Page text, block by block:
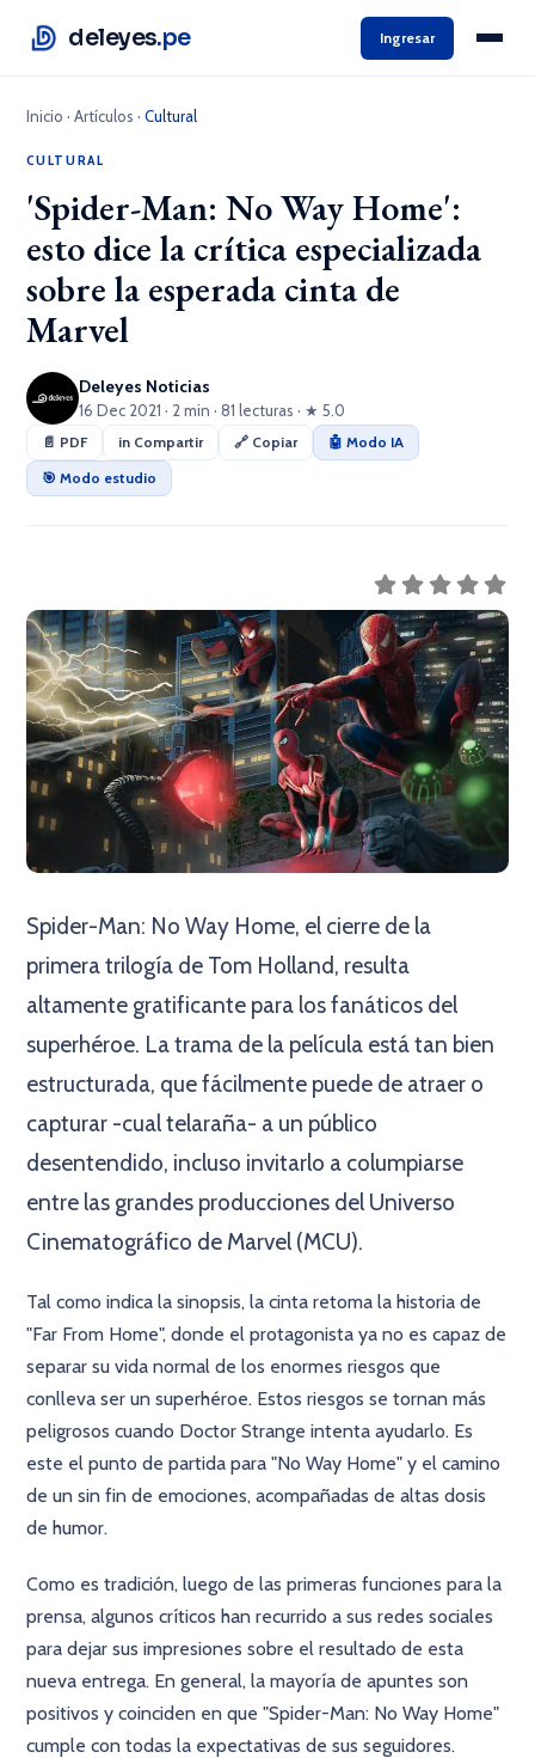
deleyes.pe Ingresar
Inicio ·Artículos ·Cultural
CULTURAL
'Spider-Man: No Way Home':
esto dice la crítica especializada
sobre la esperada cinta de
Marvel
Deleyes Noticias
16 Dec 2021 · 2 min · 81 lecturas · ★ 5.0
📄 PDF in Compartir 🔗 Copiar
🤖 Modo IA
🎯 Modo estudio
Spider-Man: No Way Home, el cierre de la
primera trilogía de Tom Holland, resulta
altamente gratificante para los fanáticos del
superhéroe. La trama de la película está tan bien
estructurada, que fácilmente puede de atraer o
capturar -cual telaraña- a un público
desentendido, incluso invitarlo a columpiarse
entre las grandes producciones del Universo
Cinematográfico de Marvel (MCU).
Tal como indica la sinopsis, la cinta retoma la historia de
"Far From Home", donde el protagonista ya no es capaz de
separar su vida normal de los enormes riesgos que
conlleva ser un superhéroe. Estos riesgos se tornan más
peligrosos cuando Doctor Strange intenta ayudarlo. Es
este el punto de partida para "No Way Home" y el camino
de un sin fin de emociones, acompañadas de altas dosis
de humor.
Como es tradición, luego de las primeras funciones para la
prensa, algunos críticos han recurrido a sus redes sociales
para dejar sus impresiones sobre el resultado de esta
nueva entrega. En general, la mayoría de apuntes son
positivos y coinciden en que "Spider-Man: No Way Home"
cumple con todas la expectativas de sus seguidores.